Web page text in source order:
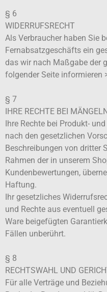
§ 6
WIDERRUFSRECHT
Als Verbraucher haben Sie
Fernabsatzgeschäfts ein
das wir nach Maßgabe der
folgender Seite informieren
§ 7
IHRE RECHTE BEI
Ihre Rechte bei Produkt-
nach den gesetzlichen
Beschreibungen von dritter
Rahmen der in unserem
Kundenbewertungen,
Haftung.
Ihr gesetzliches
und Rechte aus eventuell
Ware beigefügten
Fällen unberührt.
§ 8
RECHTSWAHL UND
Für alle Verträge und